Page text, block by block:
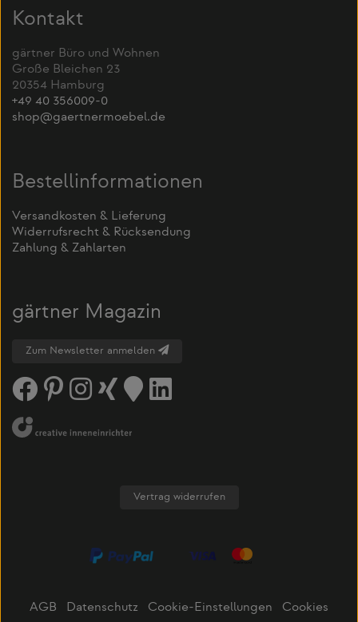
Kontakt
gärtner Büro und Wohnen
Große Bleichen 23
20354 Hamburg
+49 40 356009-0
shop@gaertnermoebel.de
Bestellinformationen
Versandkosten & Lieferung
Widerrufsrecht & Rücksendung
Zahlung & Zahlarten
gärtner Magazin
Zum Newsletter anmelden
Vertrag widerrufen
AGB Datenschutz Cookie-Einstellungen
Cookies